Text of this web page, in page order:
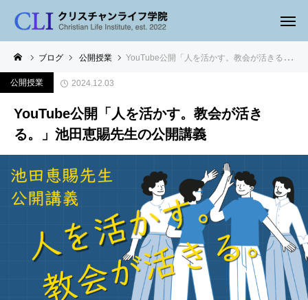
ブログ 公開授業 YouTube公開「人を活かす。教会が活きる。」池田恵賜先生の公開講義
公開授業 2024.12.03
YouTube公開「人を活かす。教会が活き
る。」池田恵賜先生の公開講義